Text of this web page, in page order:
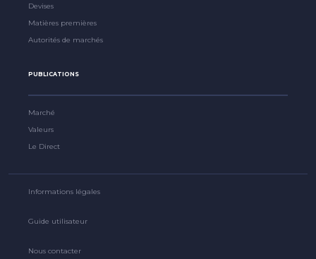
Devises
Matières premières
Autorités de marchés
PUBLICATIONS
Marché
Valeurs
Le Direct
Informations légales
Guide utilisateur
Nous contacter